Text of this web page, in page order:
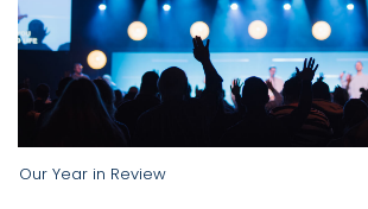
Our Year in Review